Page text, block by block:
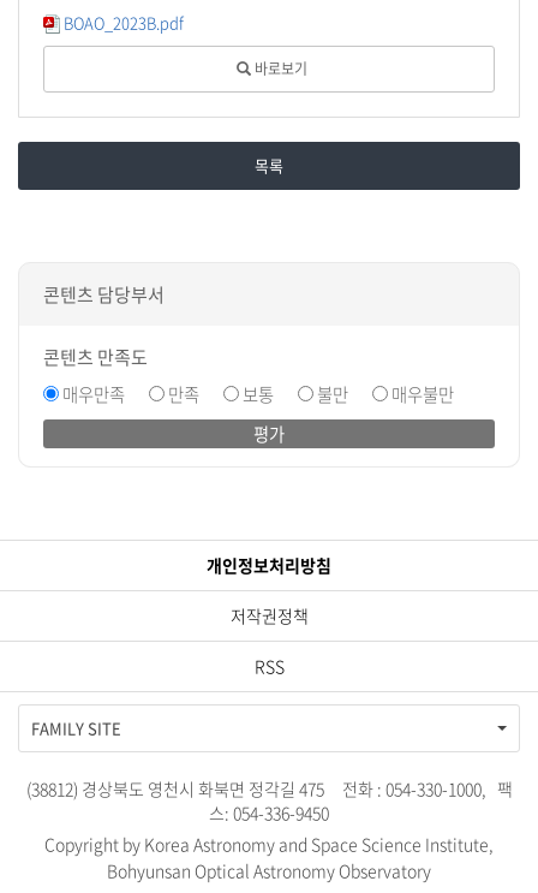
BOAO_2023B.pdf
바로보기
목록
콘텐츠 담당부서
콘텐츠 만족도
매우만족
만족 보통 불만
매우불만
평가
개인정보처리방침
저작권정책
RSS
FAMILY SITE
(38812) 경상북도 영천시 화북면 정각길 475 전화 : 054-330-1000, 팩
스: 054-336-9450
Copyright by Korea Astronomy and Space Science Institute,
Bohyunsan Optical Astronomy Observatory